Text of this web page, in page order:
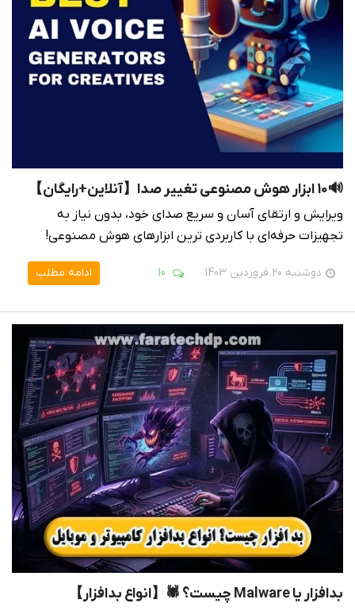
🔊10 ابزار هوش مصنوعی تغییر صدا【آنلاین+رایگان】
ویرایش و ارتقای آسان و سریع صدای خود، بدون نیاز به
تجهیزات حرفه‌ای با کاربردی ترین ابزارهای هوش مصنوعی!
دوشنبه 20 فروردین 1403 10 ادامه مطلب
بدافزار یا Malware چیست؟ 🕷【انواع بدافزار】